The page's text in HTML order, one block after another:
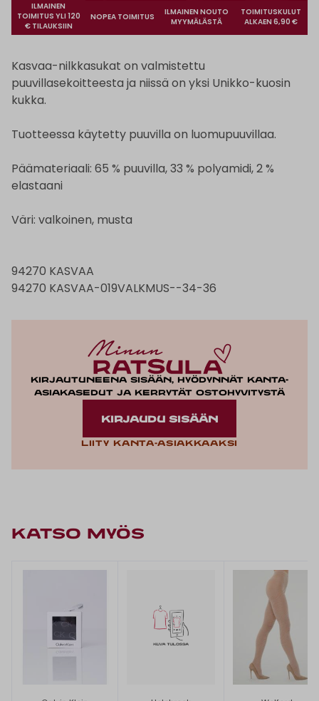
ILMAINEN
TOIMITUS YLI 120
€ TILAUKSIIN
NOPEA TOIMITUS
ILMAINEN NOUTO
MYYMÄLÄSTÄ
TOIMITUSKULUT
ALKAEN 6,90 €
Kasvaa-nilkkasukat on valmistettu
puuvillasekoitteesta ja niissä on yksi Unikko-kuosin
kukka.
Tuotteessa käytetty puuvilla on luomupuuvillaa.
Päämateriaali: 65 % puuvilla, 33 % polyamidi, 2 %
elastaani
Väri: valkoinen, musta
94270 KASVAA
94270 KASVAA-019VALKMUS--34-36
Kirjautuneena sisään, hyödynnät kanta-
asiakasedut ja kerrytät ostohyvitystä
KIRJAUDU SISÄÄN
Liity kanta-asiakkaaksi
KATSO MYÖS